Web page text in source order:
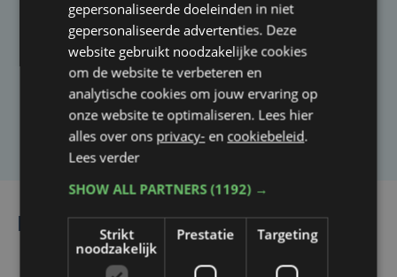
Taalfout opgemerkt?
Heb je een taal- of schrijffout opgemerkt in dit
artikel?
Laat het ons weten
Lees ook
gepersonaliseerde doeleinden in niet
gepersonaliseerde advertenties. Deze
website gebruikt noodzakelijke cookies
om de website te verbeteren en
analytische cookies om jouw ervaring op
onze website te optimaliseren. Lees hier
alles over ons privacy- en cookiebeleid.
Lees verder
SHOW ALL PARTNERS(1192) →
Strikt
noodzakelijk
Prestatie Targeting